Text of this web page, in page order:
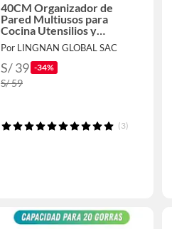
40CM Organizador de
Pared Multiusos para
Cocina Utensilios y
Cuchillos
Por LINGNAN GLOBAL SAC
S/ 39 -34%
S/ 59
(3)